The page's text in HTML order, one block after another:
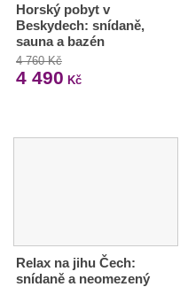
Horský pobyt v
Beskydech: snídaně,
sauna a bazén
4 760 Kč
4 490 Kč
Relax na jihu Čech:
snídaně a neomezený